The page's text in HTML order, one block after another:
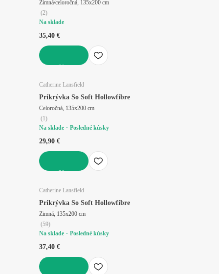
Zimná/celoročná, 135x200 cm
(2)
Na sklade
35,40 €
Catherine Lansfield
Prikrývka So Soft Hollowfibre
Celoročná, 135x200 cm
(1)
Na sklade
Posledné kúsky
29,90 €
Catherine Lansfield
Prikrývka So Soft Hollowfibre
Zimná, 135x200 cm
(59)
Na sklade
Posledné kúsky
37,40 €